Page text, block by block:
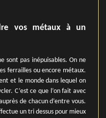
vos métaux à un
sont pas inépuisables. On ne
ferrailles ou encore métaux.
et le monde dans lequel on
C’est ce que l’on fait avec
de chacun d’entre vous.
un tri dessus pour mieux